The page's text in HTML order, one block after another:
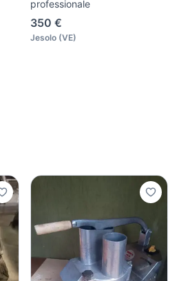
professionale
350 €
Jesolo (VE)